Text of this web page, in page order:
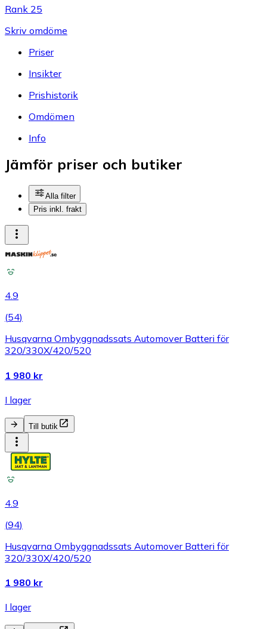
Rank 25
Skriv omdöme
Priser
Insikter
Prishistorik
Omdömen
Info
Jämför priser och butiker
Alla filter
Pris inkl. frakt
4.9
(54)
Husqvarna Ombyggnadssats Automover Batteri för
320/330X/420/520
1 980 kr
I lager
Till butik
4.9
(94)
Husqvarna Ombyggnadssats Automover Batteri för
320/330X/420/520
1 980 kr
I lager